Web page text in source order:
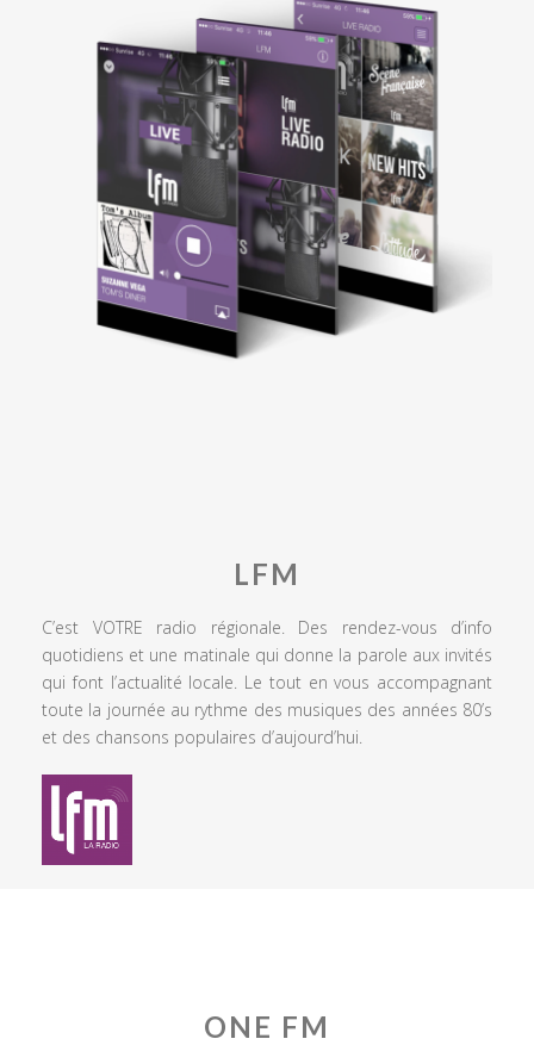
LFM
C’est VOTRE radio régionale. Des rendez-vous d’info
quotidiens et une matinale qui donne la parole aux invités
qui font l’actualité locale. Le tout en vous accompagnant
toute la journée au rythme des musiques des années 80’s
et des chansons populaires d’aujourd’hui.
ONE FM